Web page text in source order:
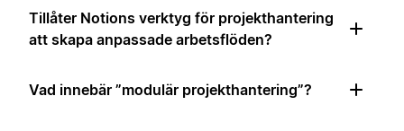
Tillåter Notions verktyg för projekthantering
att skapa anpassade arbetsflöden?
Vad innebär ”modulär projekthantering”?